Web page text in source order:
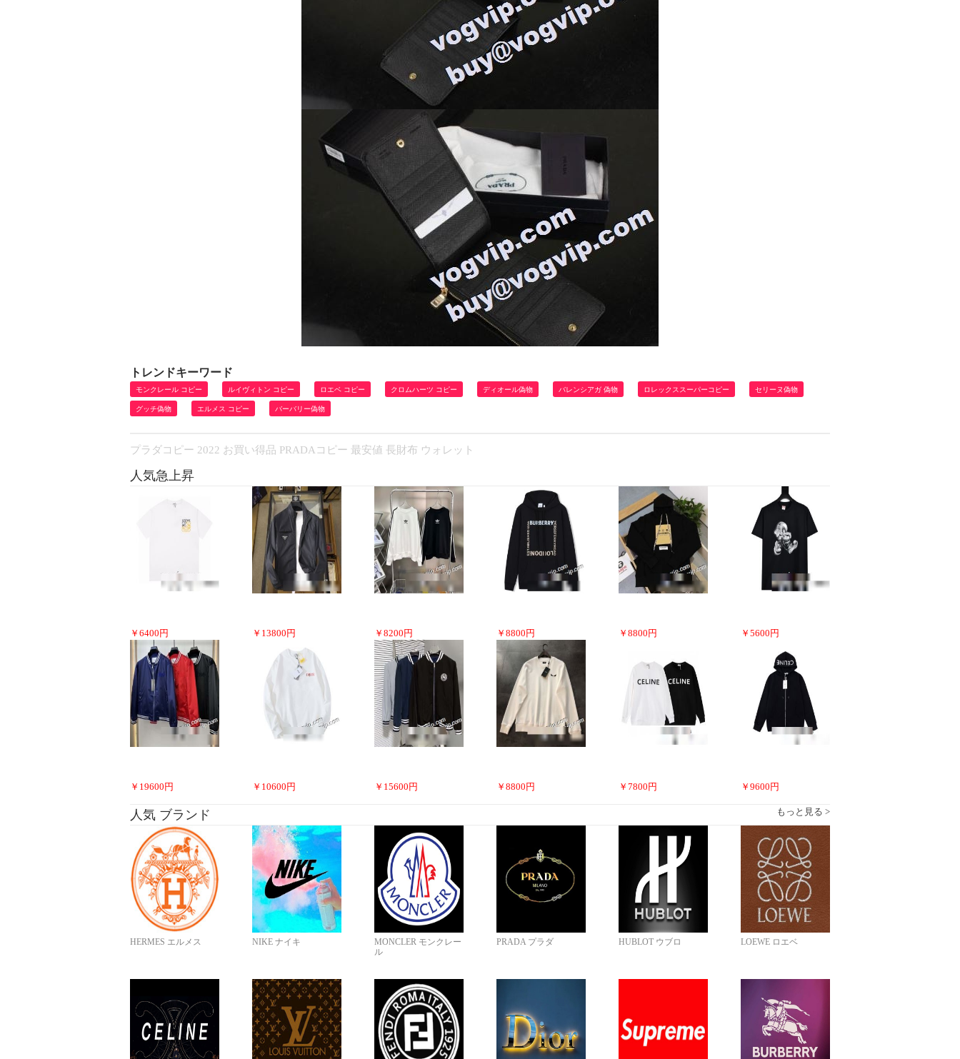
トレンドキーワード
モンクレール コピー ルイヴィトン コピー ロエベ コピー クロムハーツ コピー ディオール偽物 バレンシアガ 偽物 ロレックススーパーコピー セリーヌ偽物
グッチ偽物 エルメス コピー バーバリー偽物
プラダコピー 2022 お買い得品 PRADAコピー 最安値 長財布 ウォレット
人気急上昇
￥ 6400 円 ￥ 13800 円 ￥ 8200 円 ￥ 8800 円 ￥ 8800 円 ￥ 5600 円
￥ 19600 円 ￥ 10600 円 ￥ 15600 円 ￥ 8800 円 ￥ 7800 円 ￥ 9600 円
人気 ブランド もっと見る >
HERMES エルメス NIKE ナイキ
MONCLER モンクレー
ル
PRADA プラダ HUBLOT ウブロ LOEWE ロエベ